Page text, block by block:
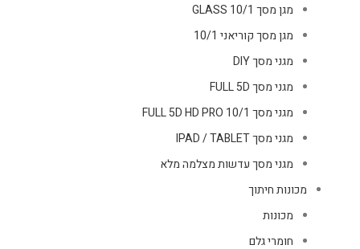
מגן מסך GLASS 10/1
מגן מסך קוריאני 10/1
מגני מסך DIY
מגני מסך FULL 5D
מגני מסך FULL 5D HD PRO 10/1
מגני מסך IPAD / TABLET
מגני מסך עדשות מצלמה מלא
מכונות חיתוך
מכונות
חומרי גלם